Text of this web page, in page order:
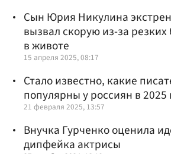
Сын Юрия Никулина
вызвал скорую из-за резких
в животе
15 апреля 2025, 08:17
Стало известно, какие
популярны у россиян в 2025
21 февраля 2025, 13:57
Внучка Гурченко оценила
дипфейка актрисы